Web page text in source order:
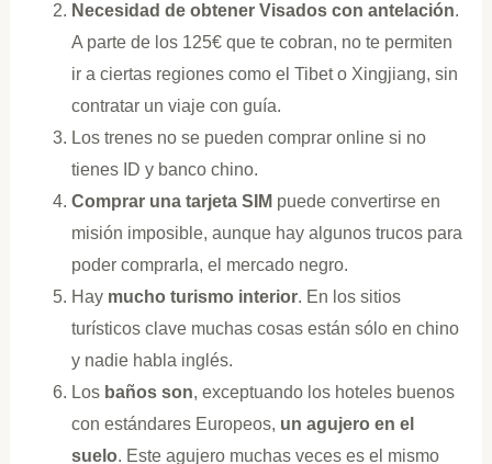
Necesidad de obtener Visados con antelación.
A parte de los 125€ que te cobran, no te permiten
ir a ciertas regiones como el Tibet o Xingjiang, sin
contratar un viaje con guía.
Los trenes no se pueden comprar online si no
tienes ID y banco chino.
Comprar una tarjeta SIM puede convertirse en
misión imposible, aunque hay algunos trucos para
poder comprarla, el mercado negro.
Hay mucho turismo interior. En los sitios
turísticos clave muchas cosas están sólo en chino
y nadie habla inglés.
Los baños son, exceptuando los hoteles buenos
con estándares Europeos, un agujero en el
suelo. Este agujero muchas veces es el mismo